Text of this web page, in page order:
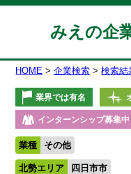
みえの企
HOME 企業検索 検索結
業界では有名
インターンシップ募集中
業種 その他
北勢エリア 四日市市